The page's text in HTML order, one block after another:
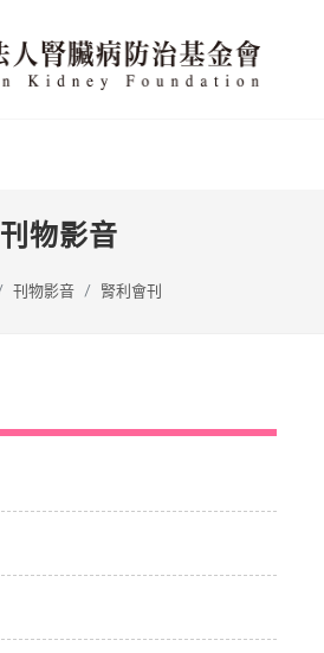
刊物影音
刊物影音 腎利會刊